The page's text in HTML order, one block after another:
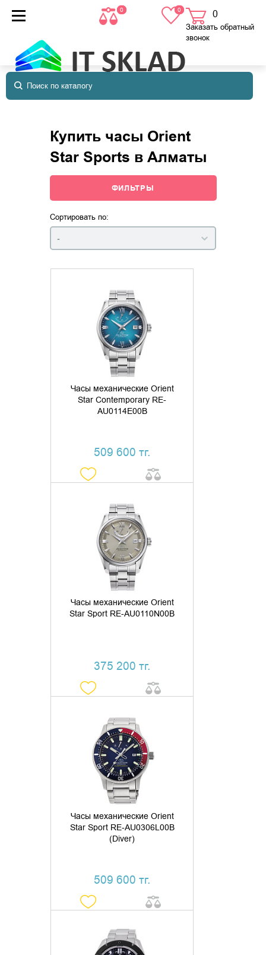
0 0 0
в корзине
Заказать обратный
звонок
Купить часы Orient
Star Sports в Алматы
ФИЛЬТРЫ
Сортировать по:
-
Часы механические Orient
Star Contemporary RE-
AU0114E00B
509 600 тг.
ДОБАВИТЬ В КОРЗИНУ
КУПИТЬ В 1 КЛИК
Часы механические Orient
Star Sport RE-AU0110N00B
375 200 тг.
ДОБАВИТЬ В КОРЗИНУ
КУПИТЬ В 1 КЛИК
Часы механические Orient
Star Sport RE-AU0306L00B
(Diver)
509 600 тг.
ДОБАВИТЬ В КОРЗИНУ
КУПИТЬ В 1 КЛИК
ДОБАВИТЬ В КОРЗИНУ